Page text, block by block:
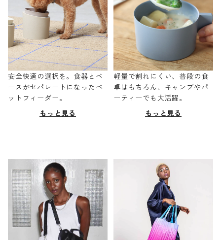
安全快適の選択を。食器とベ
ースがセパレートになったペ
ットフィーダー。
もっと見る
軽量で割れにくい、普段の食
卓はもちろん、キャンプやパ
ーティーでも大活躍。
もっと見る